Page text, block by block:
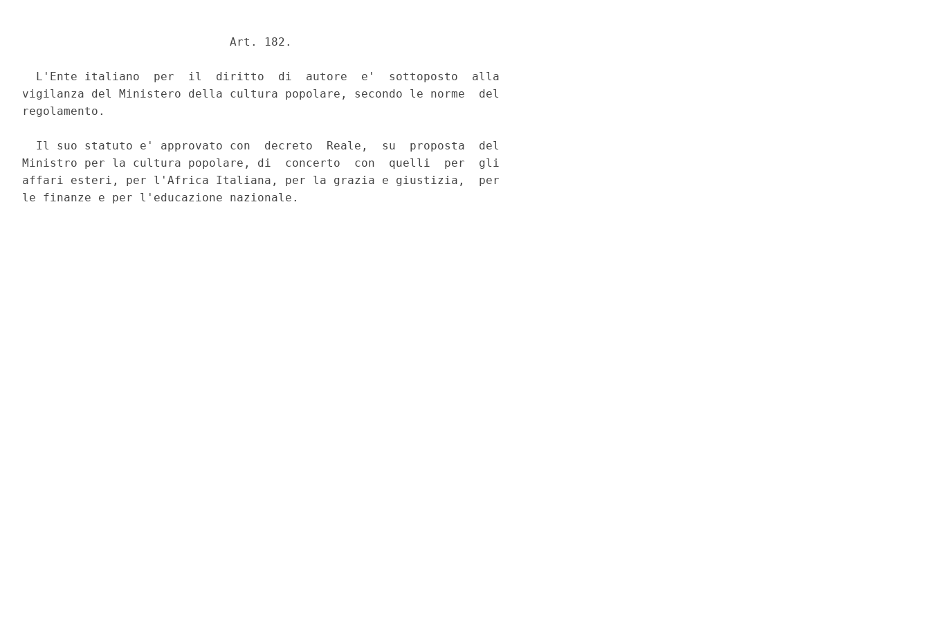
                              Art. 182.
  L'Ente italiano  per  il  diritto  di  autore  e'  sottoposto  alla
vigilanza del Ministero della cultura popolare, secondo le norme  del
regolamento.
  Il suo statuto e' approvato con  decreto  Reale,  su  proposta  del
Ministro per la cultura popolare, di  concerto  con  quelli  per  gli
affari esteri, per l'Africa Italiana, per la grazia e giustizia,  per